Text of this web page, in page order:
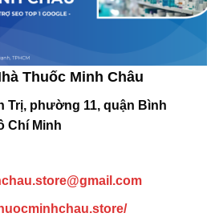
Thuốc Minh Châu
Trị, phường 11, quận Bình
Chí Minh